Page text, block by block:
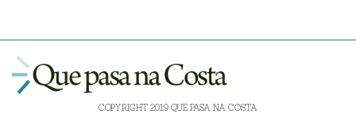
COPYRIGHT 2019 QUE PASA NA COSTA